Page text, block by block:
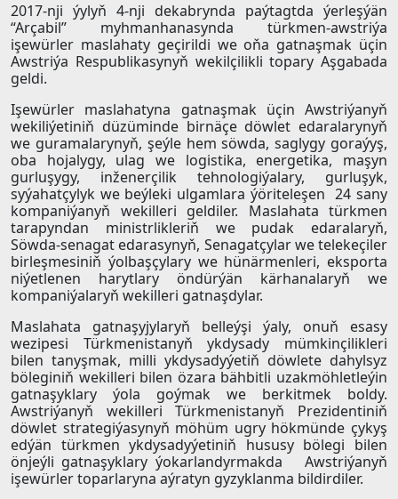
2017-nji ýylyň 4-nji dekabrynda paýtagtda ýerleşýän
“Arçabil” myhmanhanasynda türkmen-awstriýa
işewürler maslahaty geçirildi we oňa gatnaşmak üçin
Awstriýa Respublikasynyň wekilçilikli topary Aşgabada
geldi.
Işewürler maslahatyna gatnaşmak üçin Awstriýanyň
wekiliýetiniň düzüminde birnäçe döwlet edaralarynyň
we guramalarynyň, şeýle hem söwda, saglygy goraýyş,
oba hojalygy, ulag we logistika, energetika, maşyn
gurluşygy, inženerçilik tehnologiýalary, gurluşyk,
syýahatçylyk we beýleki ulgamlara ýöriteleşen 24 sany
kompaniýanyň wekilleri geldiler. Maslahata türkmen
tarapyndan ministrlikleriň we pudak edaralaryň,
Söwda-senagat edarasynyň, Senagatçylar we telekeçiler
birleşmesiniň ýolbaşçylary we hünärmenleri, eksporta
niýetlenen harytlary öndürýän kärhanalaryň we
kompaniýalaryň wekilleri gatnaşdylar.
Maslahata gatnaşyjylaryň belleýşi ýaly, onuň esasy
wezipesi Türkmenistanyň ykdysady mümkinçilikleri
bilen tanyşmak, milli ykdysadyýetiň döwlete dahylsyz
böleginiň wekilleri bilen özara bähbitli uzakmöhletleýin
gatnaşyklary ýola goýmak we berkitmek boldy.
Awstriýanyň wekilleri Türkmenistanyň Prezidentiniň
döwlet strategiýasynyň möhüm ugry hökmünde çykyş
edýän türkmen ykdysadyýetiniň hususy bölegi bilen
önjeýli gatnaşyklary ýokarlandyrmakda Awstriýanyň
işewürler toparlaryna aýratyn gyzyklanma bildirdiler.